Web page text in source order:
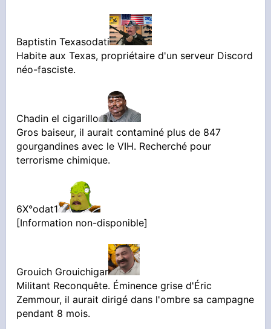
Baptistin Texasodati
Habite aux Texas, propriétaire d'un serveur Discord
néo-fasciste.
Chadin el cigarillo
Gros baiseur, il aurait contaminé plus de 847
gourgandines avec le VIH. Recherché pour
terrorisme chimique.
6X°odat1
[Information non-disponible]
Grouich Grouichigar
Militant Reconquête. Éminence grise d'Éric
Zemmour, il aurait dirigé dans l'ombre sa campagne
pendant 8 mois.